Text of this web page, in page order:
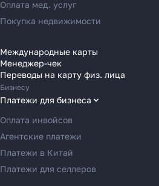
Переводы в Россию
Переводы в Австрию
Переводы в Болгарию
Переводы в Венгрию
Переводы в Великобританию
Переводы в Грецию
Переводы в Германию
Переводы в Ирландию
Переводы в Испанию
Переводы в Италию
Оплата мед. услуг
Покупка недвижимости
Международные карты
Менеджер-чек
Переводы на карту физ. лица
Бизнесу
Платежи для бизнеса
Оплата инвойсов
Агентские платежи
Платежи в Китай
Платежи для селлеров
Как перевести
за 2 часа
Рассказали, почему
уступили место
агентам в 2025 году